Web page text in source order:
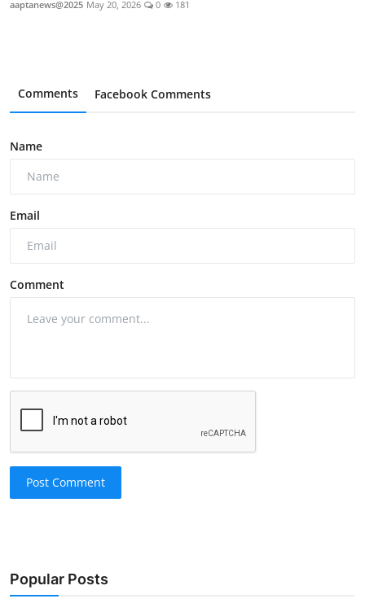
aaptanews@2025 May 20, 2026 0 181
Comments Facebook Comments
Name
Email
Comment
Post Comment
Popular Posts